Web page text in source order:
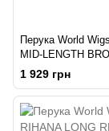
Перука World
MID-LENGTH
1 929 грн